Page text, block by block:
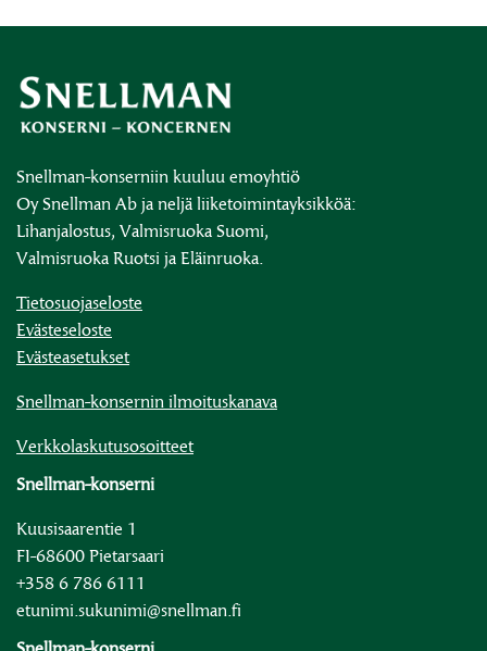
Snellman-konserniin kuuluu emoyhtiö
Oy Snellman Ab ja neljä liiketoimintayksikköä:
Lihanjalostus, Valmisruoka Suomi,
Valmisruoka Ruotsi ja Eläinruoka.
Tietosuojaseloste
Evästeseloste
Evästeasetukset
Snellman-konsernin ilmoituskanava
Verkkolaskutusosoitteet
Snellman-konserni
Kuusisaarentie 1
FI-68600 Pietarsaari
+358 6 786 6111
etunimi.sukunimi@snellman.fi